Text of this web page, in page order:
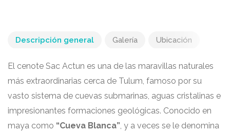
Descripción general Galería Ubicación
El cenote Sac Actun es una de las maravillas naturales
más extraordinarias cerca de Tulum, famoso por su
vasto sistema de cuevas submarinas, aguas cristalinas e
impresionantes formaciones geológicas. Conocido en
maya como “Cueva Blanca”, y a veces se le denomina